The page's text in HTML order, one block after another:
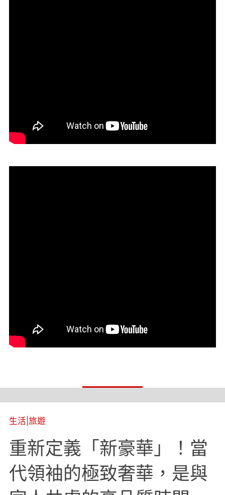
生活 旅遊
重新定義「新豪華」！當
代領袖的極致奢華，是與